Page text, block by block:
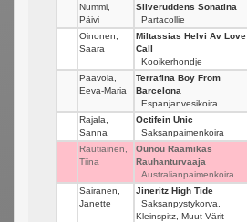
Nummi,
Päivi
Silveruddens Sonatina
Partacollie
Oinonen,
Saara
Miltassias Helvi Av Love
Call
Kooikerhondje
Paavola,
Eeva-Maria
Terrafina Boy From
Barcelona
Espanjanvesikoira
Rajala,
Sanna
Octifein Unic
Saksanpaimenkoira
Rautiainen,
Tiina
Ounou Raamikas
Rauhanturvaaja
Australianpaimenkoira
Sairanen,
Janette
Jineritz High Tide
Saksanpystykorva,
Kleinspitz, Muut Värit